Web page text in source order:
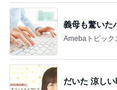
義母も驚いた
Amebaトピック
だいた 涼し